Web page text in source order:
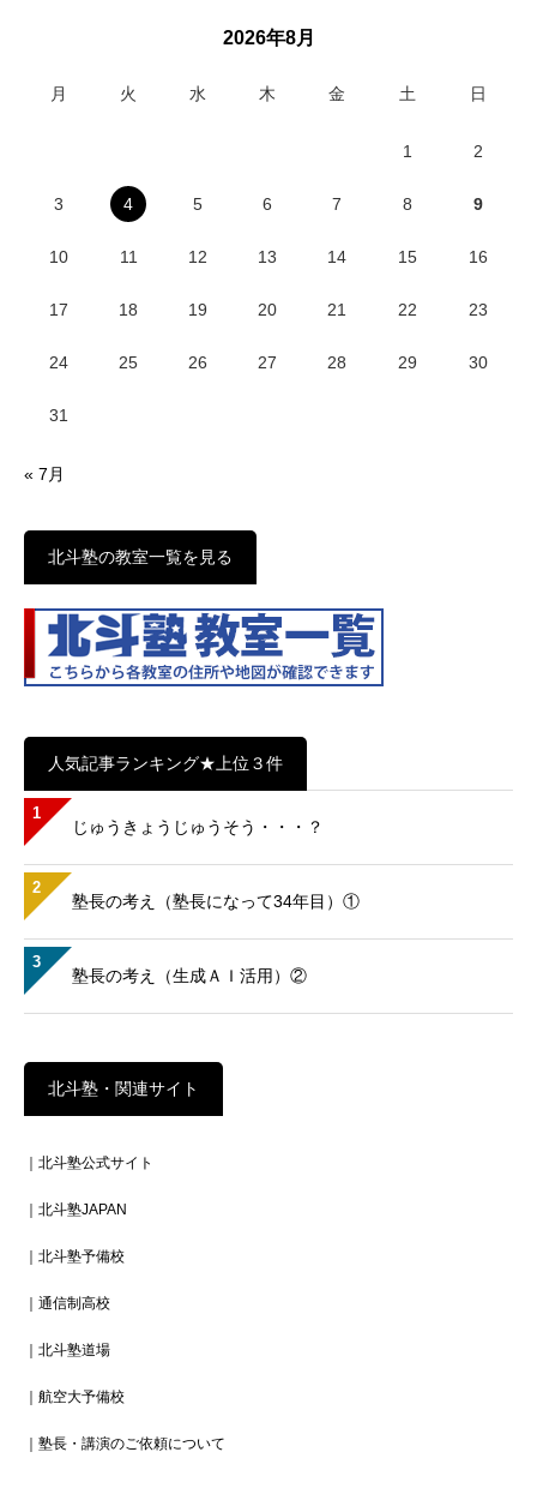
2026年8月
月 火 水 木 金 土 日
1 2
3 4 5 6 7 8 9
10 11 12 13 14 15 16
17 18 19 20 21 22 23
24 25 26 27 28 29 30
31
« 7月
北斗塾の教室一覧を見る
人気記事ランキング★上位３件
1
じゅうきょうじゅうそう・・・？
2
塾長の考え（塾長になって34年目）①
3
塾長の考え（生成ＡＩ活用）②
北斗塾・関連サイト
｜北斗塾公式サイト
｜北斗塾JAPAN
｜北斗塾予備校
｜通信制高校
｜北斗塾道場
｜航空大予備校
｜塾長・講演のご依頼について